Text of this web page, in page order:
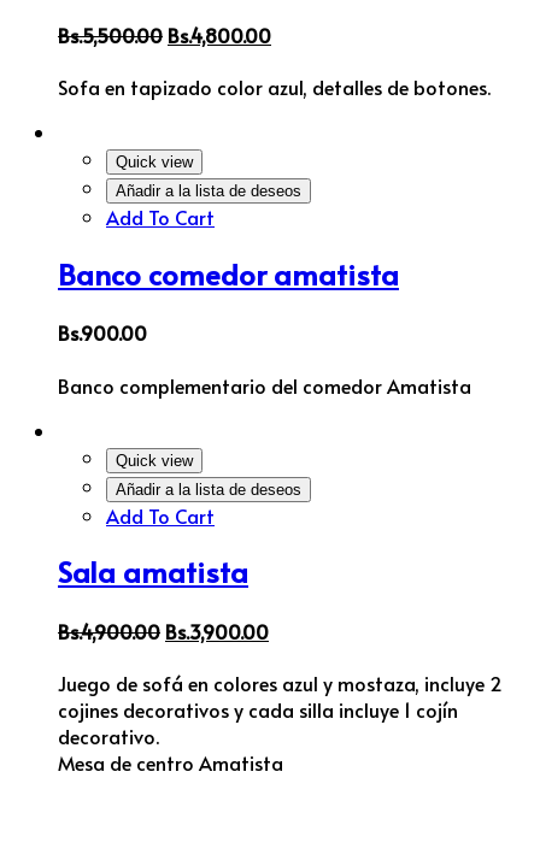
Bs.5,500.00 Bs.4,800.00
Sofa en tapizado color azul, detalles de botones.
Quick view
Añadir a la lista de deseos
Add To Cart
Banco comedor amatista
Bs.900.00
Banco complementario del comedor Amatista
Quick view
Añadir a la lista de deseos
Add To Cart
Sala amatista
Bs.4,900.00 Bs.3,900.00
Juego de sofá en colores azul y mostaza, incluye 2
cojines decorativos y cada silla incluye 1 cojín
decorativo.
Mesa de centro Amatista